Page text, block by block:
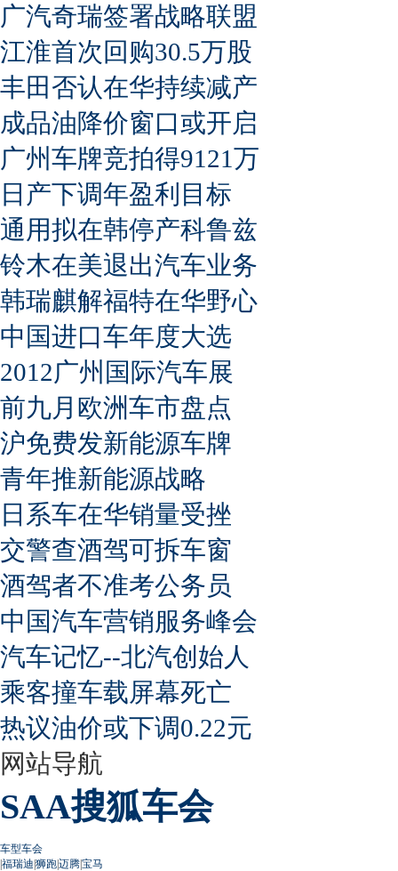
广汽奇瑞签署战略联盟
江淮首次回购30.5万股
丰田否认在华持续减产
成品油降价窗口或开启
广州车牌竞拍得9121万
日产下调年盈利目标
通用拟在韩停产科鲁兹
铃木在美退出汽车业务
韩瑞麒解福特在华野心
中国进口车年度大选
2012广州国际汽车展
前九月欧洲车市盘点
沪免费发新能源车牌
青年推新能源战略
日系车在华销量受挫
交警查酒驾可拆车窗
酒驾者不准考公务员
中国汽车营销服务峰会
汽车记忆--北汽创始人
乘客撞车载屏幕死亡
热议油价或下调0.22元
网站导航
SAA搜狐车会
车型车会
|福瑞迪|狮跑|迈腾|宝马